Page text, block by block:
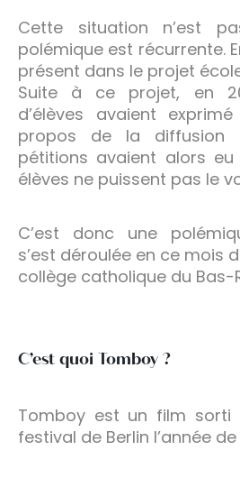
Cette situation n’est
polémique est récurrente.
présent dans le projet
Suite à ce projet, en
d’élèves avaient
propos de la diffusion
pétitions avaient alors
élèves ne puissent pas le
C’est donc une
s’est déroulée en ce mois
collège catholique du Bas-
C’est quoi Tomboy ?
Tomboy est un film sorti
festival de Berlin l’année